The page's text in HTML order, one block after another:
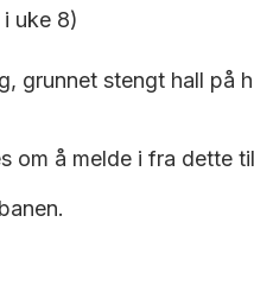
uke 8)
grunnet stengt hall på
om å melde i fra dette